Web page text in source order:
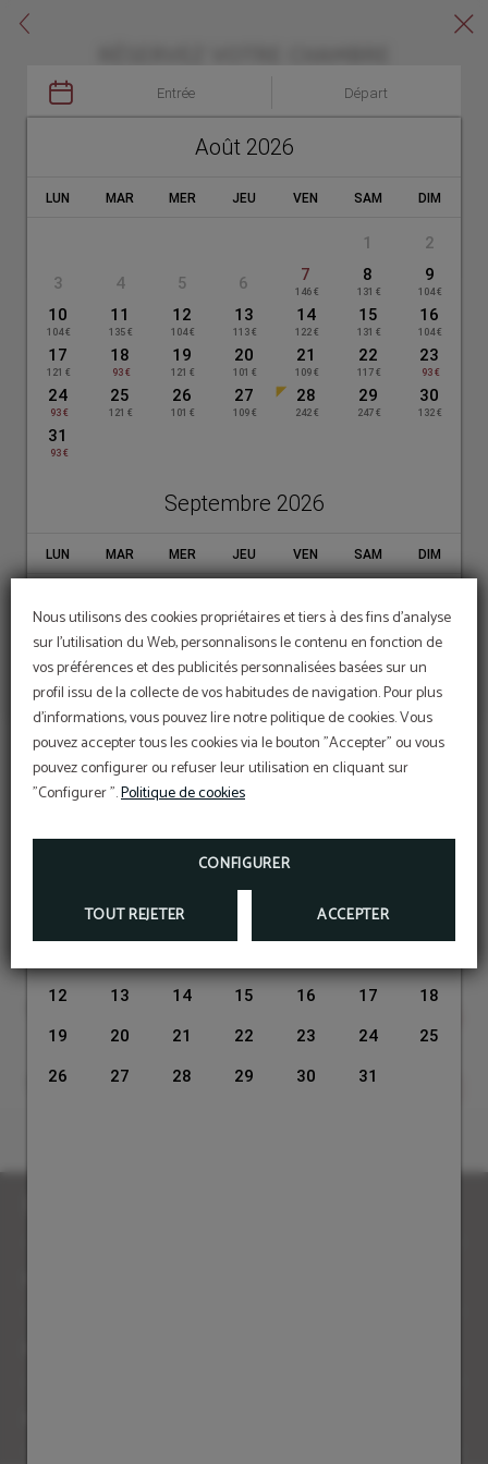
Nous utilisons des cookies propriétaires et tiers à des fins d'analyse
sur l'utilisation du Web, personnalisons le contenu en fonction de
vos préférences et des publicités personnalisées basées sur un
profil issu de la collecte de vos habitudes de navigation. Pour plus
d'informations, vous pouvez lire notre politique de cookies. Vous
pouvez accepter tous les cookies via le bouton "Accepter" ou vous
pouvez configurer ou refuser leur utilisation en cliquant sur
"Configurer ".Politique de cookies
CONFIGURER
TOUT REJETER ACCEPTER
RÉSERVEZ VOTRE CHAMBRE
ESPAHOTEL PLAZA ESPAÑA


 Entrée Départ
Août 2026
LUN MAR MER JEU VEN SAM DIM
1 2
3 4 5 6 7
146 €
8
131 €
9
104 €
10
104 €
11
135 €
12
104 €
13
113 €
14
122 €
15
131 €
16
104 €
17
121 €
18
93 €
19
121 €
20
101 €
21
109 €
22
117 €
23
93 €
24
93 €
25
121 €
26
101 €
27
109 €
28
242 €
29
247 €
30
132 €
31
93 €
Septembre 2026
LUN MAR MER JEU VEN SAM DIM
158 €
150 € 150 € 180 € 227 € 342 € 445 €
13
235 €
14
180 €
15
167 €
16
167 €
17
167 €
18
278 €
19
278 €
20
162 €
21 22 23 24 25
278 € 26 27
28
211 €
29
211 €
30
162 €
JEU
3
12 13 14 15 16 17 18
19 20 21 22 23 24 25
26 27 28 29 30 31
PROFITEZ DES AVANTAGES
Wi-Fi gratuit pour nos
clients
dans tout l'hôtel
Confirmation immédiate
de la réservation en
temps réel
Meilleur tarif disponible
Paiement à l'hôtel
Réservez en ligne et payez
directement à l'hôtel.
OPINIONS
SERVICES
TU VEUX TRAVAILLER AVEC NOUS ?